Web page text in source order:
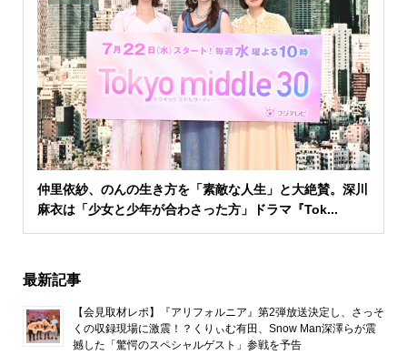
仲里依紗、のんの生き方を「素敵な人生」と大絶賛。深川
麻衣は「少女と少年が合わさった方」ドラマ『Tok...
最新記事
【会見取材レポ】『アリフォルニア』第2弾放送決定し、さっそ
くの収録現場に激震！？くりぃむ有田、Snow Man深澤らが震
撼した「驚愕のスペシャルゲスト」参戦を予告